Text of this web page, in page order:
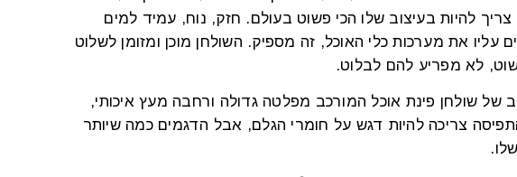
להיות בעיצוב שלו הכי פשוט בעולם. חזק, נוח, עמיד למים
את מערכות כלי האוכל, זה מספיק. השולחן מוכן ומזומן לשלוט
לא מפריע להם לבלוט.
שולחן פינת אוכל המורכב מפלטה גדולה ורחבה מעץ איכותי,
צריכה להיות דגש על חומרי הגלם, אבל הדגמים כמה שיותר